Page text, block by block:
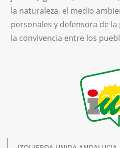
la naturaleza, el medio
personales y defensora de
la convivencia entre los